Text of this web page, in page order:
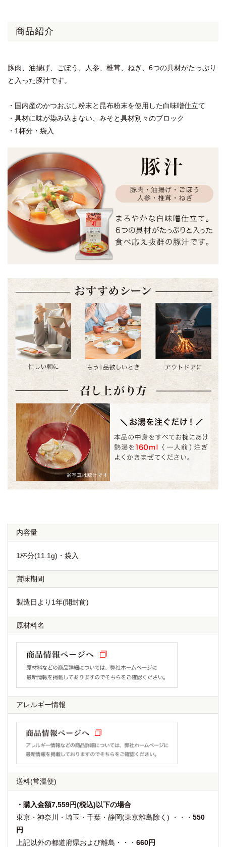
商品紹介
豚肉、油揚げ、ごぼう、人参、椎茸、ねぎ、6つの具材がたっぷり
と入った豚汁です。
・国内産のかつおぶし粉末と昆布粉末を使用した白味噌仕立て
・具材に味が染み込まない、みそと具材別々のブロック
・1杯分・袋入
内容量
1杯分(11.1g)・袋入
賞味期間
製造日より1年(開封前)
原材料名
アレルギー情報
送料(常温便)
・購入金額7,559円(税込)以下の場合
東京・神奈川・埼玉・千葉・静岡(東京離島除く) ・・・ 550
円
上記以外の都道府県および離島・・・ 660円